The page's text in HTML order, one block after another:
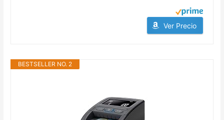
Ver Precio
BESTSELLER NO. 2